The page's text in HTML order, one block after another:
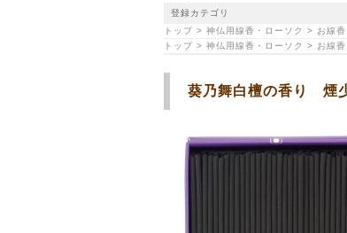
登録カテゴリ
トップ > 神仏用線香・ローソク > お線香
トップ > 神仏用線香・ローソク > お線
葵乃舞白檀の香り 煙